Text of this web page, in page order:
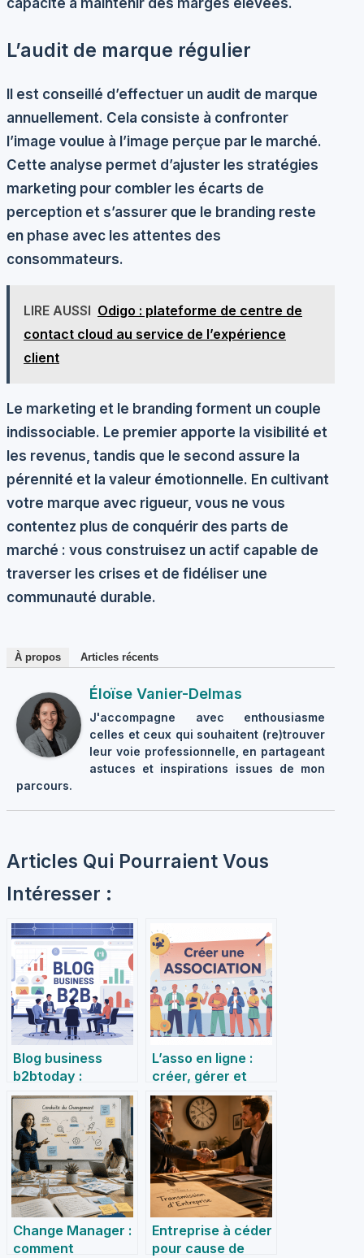
capacité à maintenir des marges élevées.
L’audit de marque régulier
Il est conseillé d’effectuer un audit de marque
annuellement. Cela consiste à confronter
l’image voulue à l’image perçue par le marché.
Cette analyse permet d’ajuster les stratégies
marketing pour combler les écarts de
perception et s’assurer que le branding reste
en phase avec les attentes des
consommateurs.
LIRE AUSSI Odigo : plateforme de centre de
contact cloud au service de l’expérience
client
Le marketing et le branding forment un couple
indissociable. Le premier apporte la visibilité et
les revenus, tandis que le second assure la
pérennité et la valeur émotionnelle. En cultivant
votre marque avec rigueur, vous ne vous
contentez plus de conquérir des parts de
marché : vous construisez un actif capable de
traverser les crises et de fidéliser une
communauté durable.
À propos Articles récents
Éloïse Vanier-Delmas
J'accompagne avec enthousiasme
celles et ceux qui souhaitent (re)trouver
leur voie professionnelle, en partageant
astuces et inspirations issues de mon
parcours.
Articles Qui Pourraient Vous
Intéresser :
Blog business
b2btoday :
comment bâtir un
média b2b
rentable et
influent
L’asso en ligne :
créer, gérer et
développer une
association
moderne
Change Manager :
comment
Entreprise à céder
pour cause de